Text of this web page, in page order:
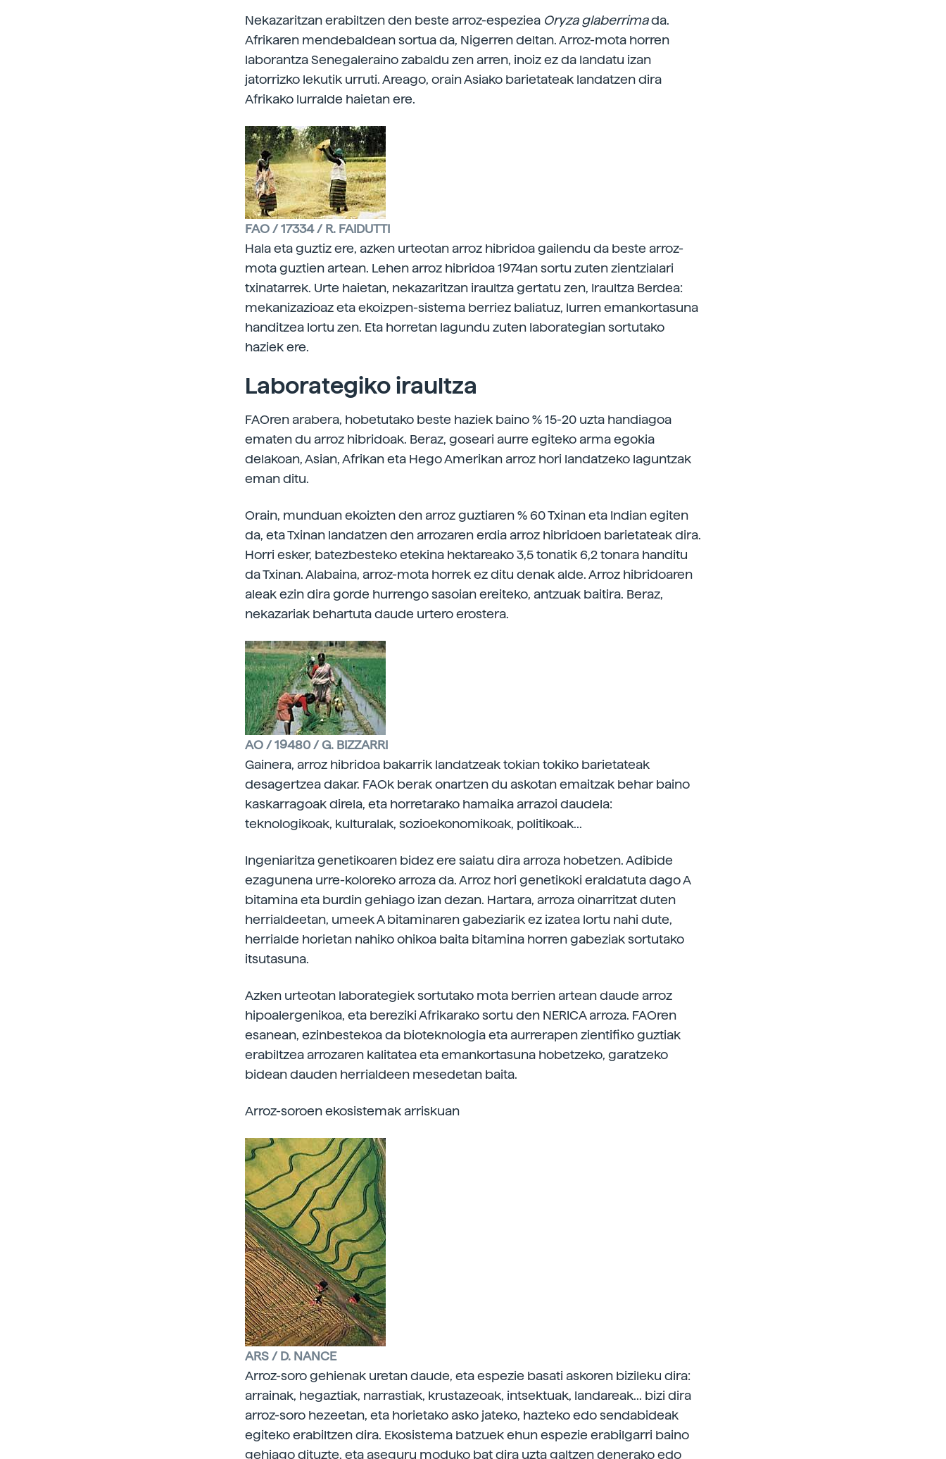
Nekazaritzan erabiltzen den beste arroz-espeziea Oryza glaberrimada.
Afrikaren mendebaldean sortua da, Nigerren deltan. Arroz-mota horren
laborantza Senegaleraino zabaldu zen arren, inoiz ez da landatu izan
jatorrizko lekutik urruti. Areago, orain Asiako barietateak landatzen dira
Afrikako lurralde haietan ere.
FAO / 17334 / R. FAIDUTTI
Hala eta guztiz ere, azken urteotan arroz hibridoa gailendu da beste arroz-
mota guztien artean. Lehen arroz hibridoa 1974an sortu zuten zientzialari
txinatarrek. Urte haietan, nekazaritzan iraultza gertatu zen, Iraultza Berdea:
mekanizazioaz eta ekoizpen-sistema berriez baliatuz, lurren emankortasuna
handitzea lortu zen. Eta horretan lagundu zuten laborategian sortutako
haziek ere.
Laborategiko iraultza
FAOren arabera, hobetutako beste haziek baino % 15-20 uzta handiagoa
ematen du arroz hibridoak. Beraz, goseari aurre egiteko arma egokia
delakoan, Asian, Afrikan eta Hego Amerikan arroz hori landatzeko laguntzak
eman ditu.
Orain, munduan ekoizten den arroz guztiaren % 60 Txinan eta Indian egiten
da, eta Txinan landatzen den arrozaren erdia arroz hibridoen barietateak dira.
Horri esker, batezbesteko etekina hektareako 3,5 tonatik 6,2 tonara handitu
da Txinan. Alabaina, arroz-mota horrek ez ditu denak alde. Arroz hibridoaren
aleak ezin dira gorde hurrengo sasoian ereiteko, antzuak baitira. Beraz,
nekazariak behartuta daude urtero erostera.
AO / 19480 / G. BIZZARRI
Gainera, arroz hibridoa bakarrik landatzeak tokian tokiko barietateak
desagertzea dakar. FAOk berak onartzen du askotan emaitzak behar baino
kaskarragoak direla, eta horretarako hamaika arrazoi daudela:
teknologikoak, kulturalak, sozioekonomikoak, politikoak...
Ingeniaritza genetikoaren bidez ere saiatu dira arroza hobetzen. Adibide
ezagunena urre-koloreko arroza da. Arroz hori genetikoki eraldatuta dago A
bitamina eta burdin gehiago izan dezan. Hartara, arroza oinarritzat duten
herrialdeetan, umeek A bitaminaren gabeziarik ez izatea lortu nahi dute,
herrialde horietan nahiko ohikoa baita bitamina horren gabeziak sortutako
itsutasuna.
Azken urteotan laborategiek sortutako mota berrien artean daude arroz
hipoalergenikoa, eta bereziki Afrikarako sortu den NERICA arroza. FAOren
esanean, ezinbestekoa da bioteknologia eta aurrerapen zientifiko guztiak
erabiltzea arrozaren kalitatea eta emankortasuna hobetzeko, garatzeko
bidean dauden herrialdeen mesedetan baita.
Arroz-soroen ekosistemak arriskuan
ARS / D. NANCE
Arroz-soro gehienak uretan daude, eta espezie basati askoren bizileku dira:
arrainak, hegaztiak, narrastiak, krustazeoak, intsektuak, landareak... bizi dira
arroz-soro hezeetan, eta horietako asko jateko, hazteko edo sendabideak
egiteko erabiltzen dira. Ekosistema batzuek ehun espezie erabilgarri baino
gehiago dituzte, eta aseguru moduko bat dira uzta galtzen denerako edo